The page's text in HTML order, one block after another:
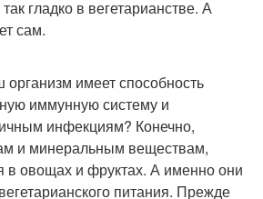
гладко в вегетарианстве. А
сам.
имеет способность
иммунную систему и
инфекциям? Конечно,
и минеральным веществам,
в овощах и фруктах. А именно они
питания. Прежде